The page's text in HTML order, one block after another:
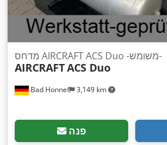
Bad Honnef 3,149 km
מדחס AIRCRAFT ACS Duo -משומש-
AIRCRAFTACS Duo
פנה